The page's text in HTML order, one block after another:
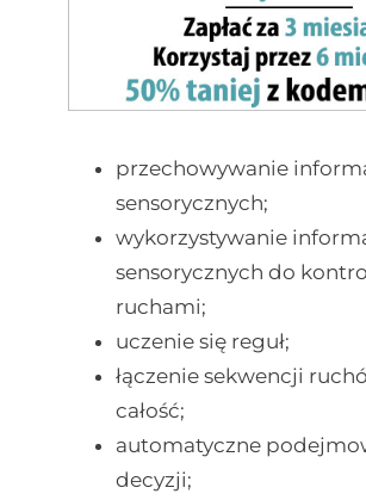
przechowywanie
sensorycznych;
wykorzystywanie
sensorycznych do
ruchami;
uczenie się reguł;
łączenie sekwencji
całość;
automatyczne
decyzji;